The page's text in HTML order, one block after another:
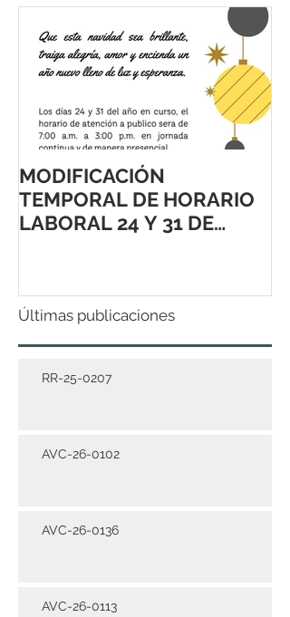
MODIFICACIÓN
TEMPORAL DE HORARIO
LABORAL 24 Y 31 DE
Últimas publicaciones
RR-25-0207
AVC-26-0102
AVC-26-0136
AVC-26-0113